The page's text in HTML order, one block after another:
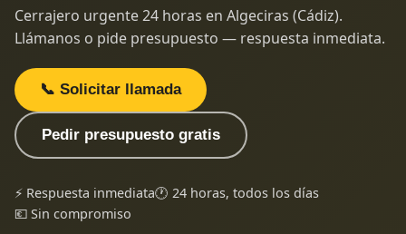
Cerrajero urgente 24 horas en Algeciras (Cádiz).
Llámanos o pide presupuesto — respuesta inmediata.
📞 Solicitar llamada
Pedir presupuesto gratis
⚡ Respuesta inmediata🕐 24 horas, todos los días
💶 Sin compromiso